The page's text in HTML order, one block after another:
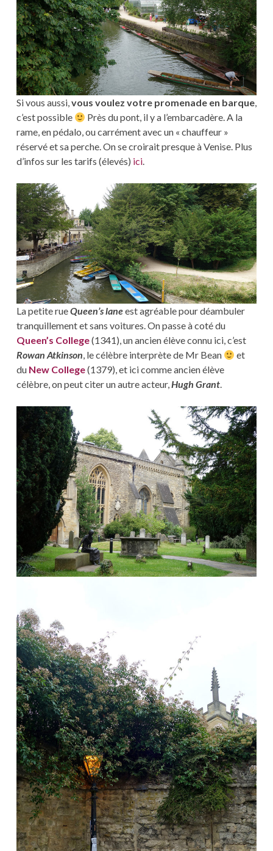
Si vous aussi,vous voulez votre promenade en barque,
c’est possible
Près du pont, il y a l’embarcadère. A la
rame, en pédalo, ou carrément avec un « chauffeur »
réservé et sa perche. On se croirait presque à Venise. Plus
d’infos sur les tarifs (élevés) ici.
La petite rueQueen’s laneest agréable pour déambuler
tranquillement et sans voitures. On passe à coté du
Queen’s College(1341), un ancien élève connu ici, c’est
Rowan Atkinson, le célèbre interprète de Mr Bean
et
du New College(1379), et ici comme ancien élève
célèbre, on peut citer un autre acteur,Hugh Grant.